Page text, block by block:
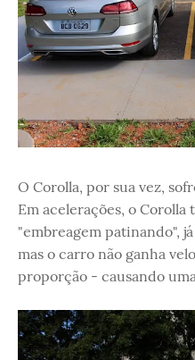
O Corolla, por sua vez,
Em acelerações, o
"embreagem patinando",
mas o carro não ganha
proporção - causando